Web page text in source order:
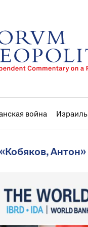
война Израиль
Антон»